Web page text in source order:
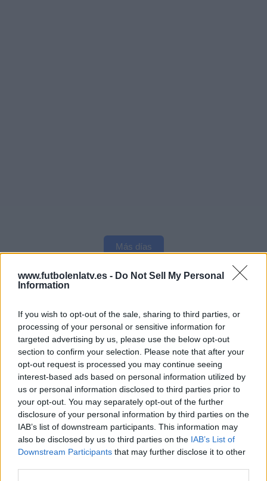
www.futbolenlatv.es - Do Not Sell My Personal
Information
If you wish to opt-out of the sale, sharing to third parties, or
processing of your personal or sensitive information for
targeted advertising by us, please use the below opt-out
section to confirm your selection. Please note that after your
opt-out request is processed you may continue seeing
interest-based ads based on personal information utilized by
us or personal information disclosed to third parties prior to
your opt-out. You may separately opt-out of the further
disclosure of your personal information by third parties on the
IAB’s list of downstream participants. This information may
also be disclosed by us to third parties on the IAB’s List of
Downstream Participants that may further disclose it to other
Más días
DATOS ESTADÍSTICOS DEL EQUIPO CD VITORIA EN
A fecha de hoy 07/08/2026
y desde que esta web recoge los datos
estadísticos de cuándo y dónde se televisan los partidos de
equipo
España , que fue el
, podemos dar los
53
PARTIDOS TELEVISADOS
13 partidos en abierto
24,53%
40 partidos de pago